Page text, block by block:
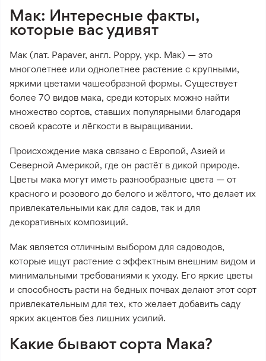
Мак: Интересные факты,
которые вас удивят
Мак (лат. Papaver, англ. Poppy, укр. Мак) — это
многолетнее или однолетнее растение с крупными,
яркими цветами чашеобразной формы. Существует
более 70 видов мака, среди которых можно найти
множество сортов, ставших популярными благодаря
своей красоте и лёгкости в выращивании.
Происхождение мака связано с Европой, Азией и
Северной Америкой, где он растёт в дикой природе.
Цветы мака могут иметь разнообразные цвета — от
красного и розового до белого и жёлтого, что делает их
привлекательными как для садов, так и для
декоративных композиций.
Мак является отличным выбором для садоводов,
которые ищут растение с эффектным внешним видом и
минимальными требованиями к уходу. Его яркие цветы
и способность расти на бедных почвах делают этот сорт
привлекательным для тех, кто желает добавить саду
ярких акцентов без лишних усилий.
Какие бывают сорта Мака?